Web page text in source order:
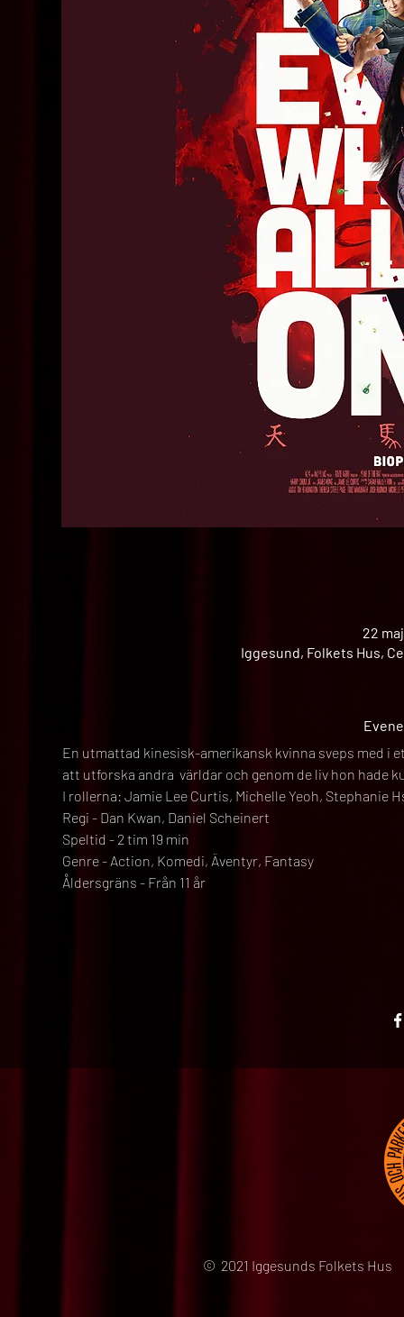
22
Iggesund, Folkets Hus,
En utmattad kinesisk-amerikansk kvinna sveps med i
att utforska andra  världar och genom de liv hon hade
I rollerna: Jamie Lee Curtis, Michelle Yeoh, Stephanie
Regi - Dan Kwan, Daniel Scheinert
Speltid - 2 tim 19 min
Genre - Action, Komedi, Äventyr, Fantasy
Åldersgräns - Från 11 år
© 2021 Iggesunds Folkets